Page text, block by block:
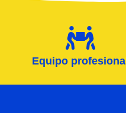
Equipo profesional